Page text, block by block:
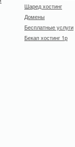
Шаред хостинг
Домены
Бесплатные услуги
Бекап хостинг 1р